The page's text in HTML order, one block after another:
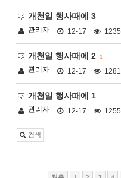
개천일 행사때에 3
관리자 12-17 1235
개천일 행사때에 2 1
관리자 12-17 1281
개천일 행사때에 1
관리자 12-17 1255
검색